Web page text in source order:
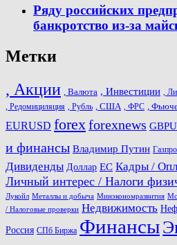
Ряду российских
банкротство из-за
Метки
, Акции , Валюта , Инвестиции ,
, Редомициляция , Рубль , США , ФРС ,
EURUSD forexforexnews
и финансы Владимир Путин
Дивиденды Доллар ЕС Кадры /
Личный интерес / Налоги
Лукойл Металлы и добыча Минэкономразвития
/ Налоговые проверки Недвижимость
Россия СПб Биржа Финансы